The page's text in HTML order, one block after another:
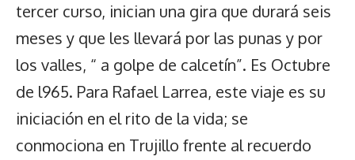
tercer curso, inician una gira que durará seis
meses y que les llevará por las punas y por
los valles, “ a golpe de calcetín”. Es Octubre
de l965. Para Rafael Larrea, este viaje es su
iniciación en el rito de la vida; se
conmociona en Trujillo frente al recuerdo